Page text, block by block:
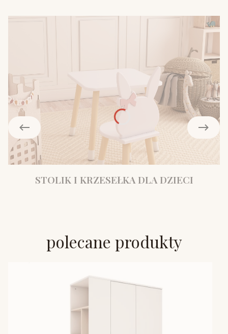
STOLIK I KRZESEŁKA DLA DZIECI
polecane produkty